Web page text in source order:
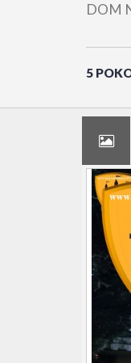
DOM
5